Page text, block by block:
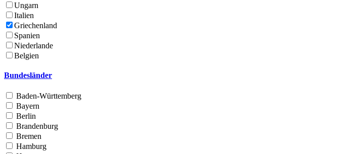
Ungarn
Italien
Griechenland
Spanien
Niederlande
Belgien
Bundesländer
Baden-Württemberg
Bayern
Berlin
Brandenburg
Bremen
Hamburg